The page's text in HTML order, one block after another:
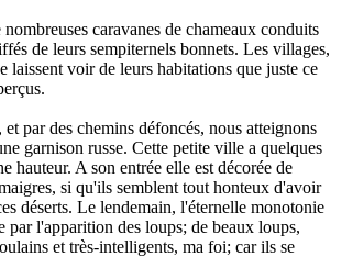
caravanes de chameaux conduits
de leurs sempiternels bonnets. Les villages,
laissent voir de leurs habitations que juste ce
par des chemins défoncés, nous atteignons
garnison russe. Cette petite ville a quelques
hauteur. A son entrée elle est décorée de
si qu'ils semblent tout honteux d'avoir
déserts. Le lendemain, l'éternelle monotonie
par l'apparition des loups; de beaux loups,
et très-intelligents, ma foi; car ils se